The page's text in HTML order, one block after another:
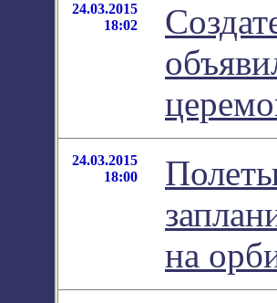
24.03.2015
18:02
24.03.2015
18:00
на